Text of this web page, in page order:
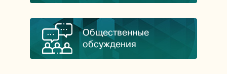
Общественные
обсуждения